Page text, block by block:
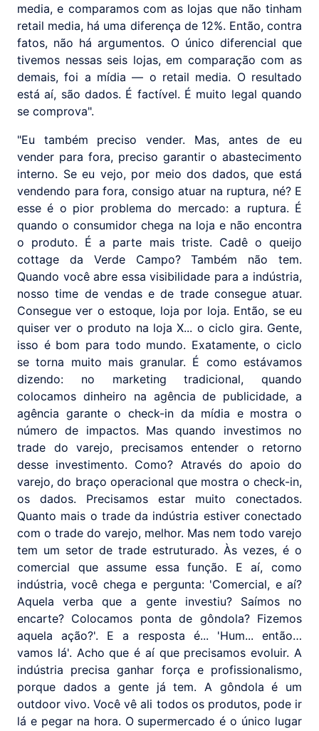
media, e comparamos com as lojas que não tinham
retail media, há uma diferença de 12%. Então, contra
fatos, não há argumentos. O único diferencial que
tivemos nessas seis lojas, em comparação com as
demais, foi a mídia — o retail media. O resultado
está aí, são dados. É factível. É muito legal quando
se comprova".
"Eu também preciso vender. Mas, antes de eu
vender para fora, preciso garantir o abastecimento
interno. Se eu vejo, por meio dos dados, que está
vendendo para fora, consigo atuar na ruptura, né? E
esse é o pior problema do mercado: a ruptura. É
quando o consumidor chega na loja e não encontra
o produto. É a parte mais triste. Cadê o queijo
cottage da Verde Campo? Também não tem.
Quando você abre essa visibilidade para a indústria,
nosso time de vendas e de trade consegue atuar.
Consegue ver o estoque, loja por loja. Então, se eu
quiser ver o produto na loja X... o ciclo gira. Gente,
isso é bom para todo mundo. Exatamente, o ciclo
se torna muito mais granular. É como estávamos
dizendo: no marketing tradicional, quando
colocamos dinheiro na agência de publicidade, a
agência garante o check-in da mídia e mostra o
número de impactos. Mas quando investimos no
trade do varejo, precisamos entender o retorno
desse investimento. Como? Através do apoio do
varejo, do braço operacional que mostra o check-in,
os dados. Precisamos estar muito conectados.
Quanto mais o trade da indústria estiver conectado
com o trade do varejo, melhor. Mas nem todo varejo
tem um setor de trade estruturado. Às vezes, é o
comercial que assume essa função. E aí, como
indústria, você chega e pergunta: 'Comercial, e aí?
Aquela verba que a gente investiu? Saímos no
encarte? Colocamos ponta de gôndola? Fizemos
aquela ação?'. E a resposta é... 'Hum... então…
vamos lá'. Acho que é aí que precisamos evoluir. A
indústria precisa ganhar força e profissionalismo,
porque dados a gente já tem. A gôndola é um
outdoor vivo. Você vê ali todos os produtos, pode ir
lá e pegar na hora. O supermercado é o único lugar